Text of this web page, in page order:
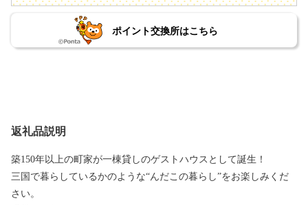
ポイント交換所はこちら
返礼品説明
築150年以上の町家が一棟貸しのゲストハウスとして誕生！
三国で暮らしているかのような“んだこの暮らし”をお楽しみくだ
さい。